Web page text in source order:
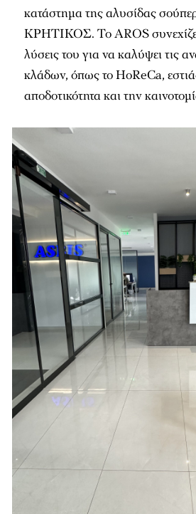
κατάστημα της αλυσίδας
ΚΡΗΤΙΚΟΣ. Το AROS
λύσεις του για να καλύψει τις
κλάδων, όπως το HoReCa,
αποδοτικότητα και την